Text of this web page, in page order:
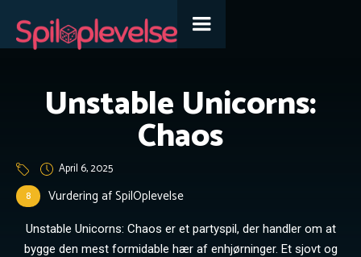
Unstable Unicorns:
Chaos
April 6, 2025
8 Vurdering af SpilOplevelse
Unstable Unicorns: Chaos er et partyspil, der handler om at
bygge den mest formidable hær af enhjørninger. Et sjovt og